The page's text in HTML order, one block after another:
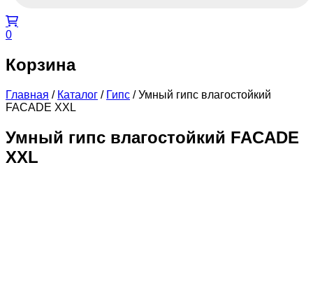
0
Корзина
Главная / Каталог / Гипс /Умный гипс влагостойкий
FACADE XXL
Умный гипс влагостойкий FACADE
XXL